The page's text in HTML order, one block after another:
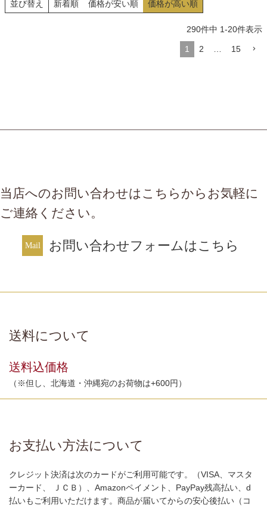
しい霜降りは、長く続く伝統と
肉質も柔らかく、脂の繊維が少
しめます。マルシンは程よく脂
品な肉の味わいをバランスよく
楽しめる部位です。それぞれブ
い。
言われ、神戸肉流通推進協議会
いますので、品質も抜群です。
神戸牛の特徴は人肌でも溶けて
しまうといわれる繊細な脂。こ
にしてお召し上がりください。
並び替え 新着順 価格が安い順 価格が高い順
290件中 1-20件表示
1 2 15
当店へのお問い合わせはこちらからお気軽に
ご連絡ください。
お問い合わせフォームはこちら
送料について
送料込価格
（※但し、北海道・沖縄宛のお荷物は+600円）
お支払い方法について
クレジット決済は次のカードがご利用可能です。（VISA、マスタ
ーカード、 ＪＣＢ）、Amazonペイメント、PayPay残高払い、d
払いもご利用いただけます。商品が届いてからの安心後払い（コ